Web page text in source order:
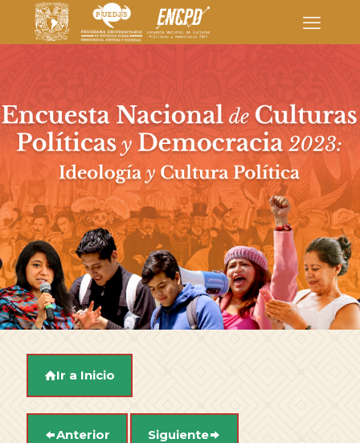
Ir a Inicio
Anterior Siguiente